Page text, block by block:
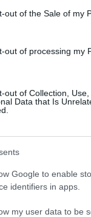
out of the Sale of my
out of processing my
out of Collection,
Data that Is
Google to enable
identifiers in apps.
my user data to be